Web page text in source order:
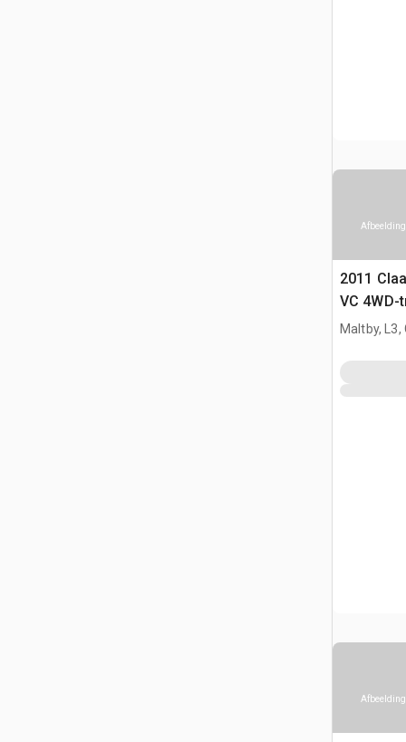
2011
VC
Maltby, L3,